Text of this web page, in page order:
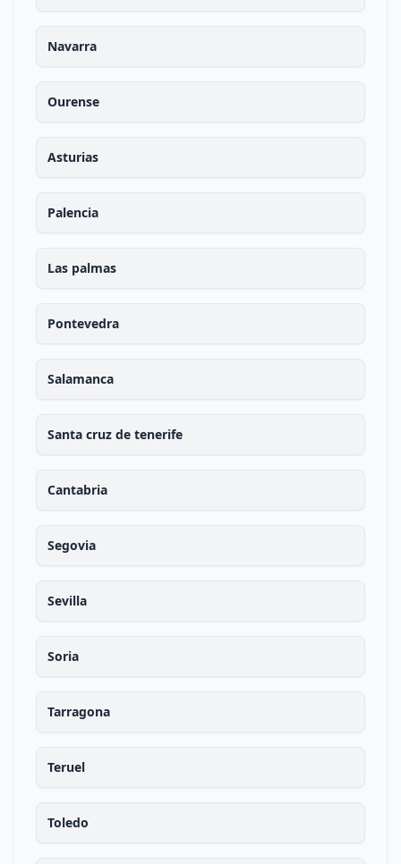
Navarra
Ourense
Asturias
Palencia
Las palmas
Pontevedra
Salamanca
Santa cruz de tenerife
Cantabria
Segovia
Sevilla
Soria
Tarragona
Teruel
Toledo